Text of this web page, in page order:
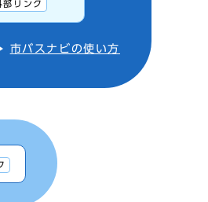
部リンク
市バスナビの使い方